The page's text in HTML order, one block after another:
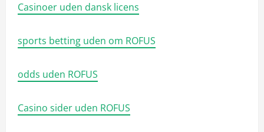
Casinoer uden dansk licens
sports betting uden om ROFUS
odds uden ROFUS
Casino sider uden ROFUS